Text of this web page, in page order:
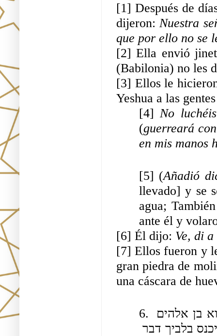
[1] Después de
dijeron: Nuestra
que por ello no se
[2] Ella envió
(Babilonia) no les
[3] Ellos le
Yeshua a las
[4]
(guerreará
en mis manos
[5] (Añadió
llevado] y se
agua;
ante él y
[6] Él dijo: Ve, di
[7] Ellos fueron y
gran piedra de
una cáscara de
6. וקראה לחכמים ואמרה ישוע זה שאמרתם כשפן הוא בן אלהים